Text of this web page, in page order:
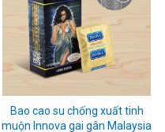
Bao cao su chống xuất tinh
muộn Innova gai gân Malaysia